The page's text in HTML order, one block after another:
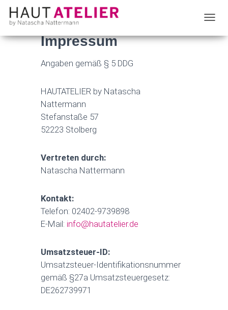
O
Impressum
Angaben gemäß § 5 DDG
HAUTATELIER by Natascha
Nattermann
Stefanstaße 57
52223 Stolberg
Vertreten durch:
Natascha Nattermann
Kontakt:
Telefon: 02402-9739898
E-Mail: info@hautatelier.de
Umsatzsteuer-ID:
Umsatzsteuer-Identifikationsnummer
gemäß §27a Umsatzsteuergesetz:
DE262739971